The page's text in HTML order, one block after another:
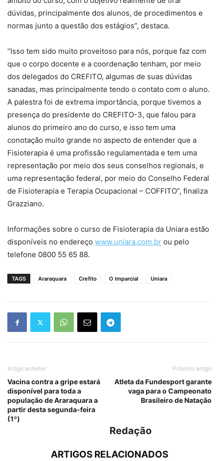
dúvidas, principalmente dos alunos, de procedimentos e
normas junto a questão dos estágios”, destaca.
“Isso tem sido muito proveitoso para nós, porque faz com
que o corpo docente e a coordenação tenham, por meio
dos delegados do CREFITO, algumas de suas dúvidas
sanadas, mas principalmente tendo o contato com o aluno.
A palestra foi de extrema importância, porque tivemos a
presença do presidente do CREFITO-3, que falou para
alunos do primeiro ano do curso, e isso tem uma
conotação muito grande no aspecto de entender que a
Fisioterapia é uma profissão regulamentada e tem uma
representação por meio dos seus conselhos regionais, e
uma representação federal, por meio do Conselho Federal
de Fisioterapia e Terapia Ocupacional – COFFITO”, finaliza
Grazziano.
Informações sobre o curso de Fisioterapia da Uniara estão
disponíveis no endereço www.uniara.com.br ou pelo
telefone 0800 55 65 88.
TAGS Araraquara Crefito O Imparcial Uniara
Artigo anterior
Vacina contra a gripe estará
disponível para toda a
população de Araraquara a
partir desta segunda-feira
(1º)
Próximo artigo
Atleta da Fundesport garante
vaga para o Campeonato
Brasileiro de Natação
Redação
ARTIGOS RELACIONADOS